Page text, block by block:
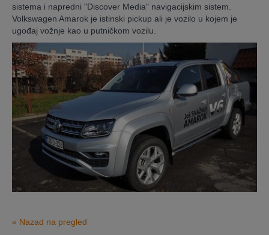
sistema i napredni "Discover Media" navigacijskim sistem.
Volkswagen Amarok je istinski pickup ali je vozilo u kojem je
ugođaj vožnje kao u putničkom vozilu.
« Nazad na pregled